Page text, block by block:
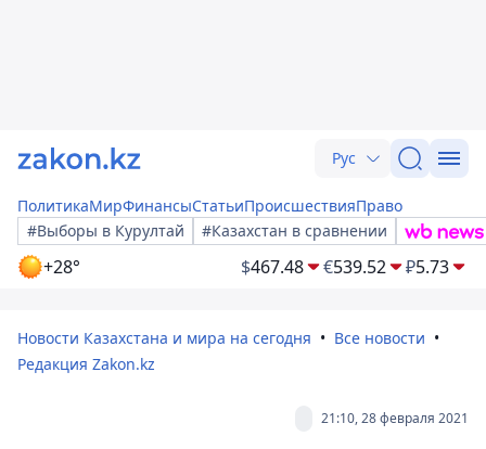
Рус
ПолитикаМирФинансыСтатьиПроисшествияПраво
#Выборы в Курултай
#Казахстан в сравнении
+28° $467.48 €539.52 ₽5.73
Новости Казахстана и мира на сегодня
Все новости
Редакция Zakon.kz
21:10, 28 февраля 2021